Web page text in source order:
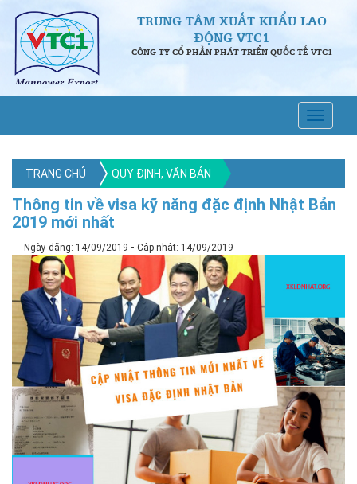
TRUNG TÂM XUẤT KHẨU LAO
ĐỘNG VTC1
CÔNG TY CỔ PHẦN PHÁT TRIỂN QUỐC TẾ VTC1
TRANG CHỦ QUY ĐỊNH, VĂN BẢN
Thông tin về visa kỹ năng đặc định Nhật Bản
2019 mới nhất
Ngày đăng: 14/09/2019 - Cập nhật: 14/09/2019